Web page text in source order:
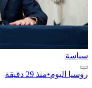
سياسة
روسيا اليوم•منذ 29 دقيقة